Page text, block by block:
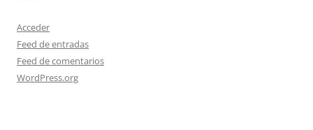
Acceder
Feed de entradas
Feed de comentarios
WordPress.org